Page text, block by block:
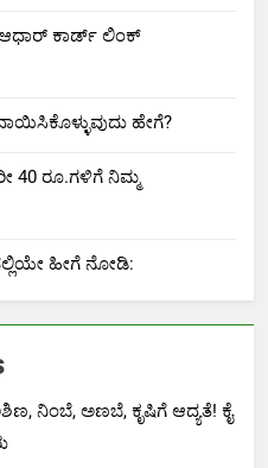
ಆಧಾರ್ ಕಾರ್ಡ್ ಲಿಂಕ್
ಹೇಗೆ?
40 ರೂ.ಗಳಿಗೆ ನಿಮ್ಮ
ಹೀಗೆ ನೋಡಿ:
ನಿಂಬೆ, ಅಣಬೆ, ಕೃಷಿಗೆ ಆದ್ಯತೆ! ಕೈ